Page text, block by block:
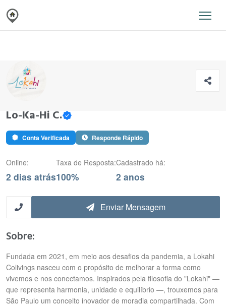
Lo-Ka-Hi C.
Conta Verificada Responde Rápido
Online:
2 dias atrás
Taxa de Resposta:
100%
Cadastrado há:
2 anos
Enviar Mensagem
Sobre:
Fundada em 2021, em meio aos desafios da pandemia, a Lokahi
Colivings nasceu com o propósito de melhorar a forma como
vivemos e nos conectamos. Inspirados pela filosofia do "Lokahi" —
que representa harmonia, unidade e equilíbrio —, trouxemos para
São Paulo um conceito inovador de moradia compartilhada. Com